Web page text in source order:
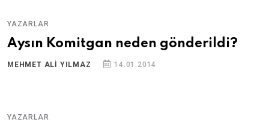
YAZARLAR
Aysın Komitgan neden gönderildi?
MEHMET ALI YILMAZ 14.01.2014
YAZARLAR